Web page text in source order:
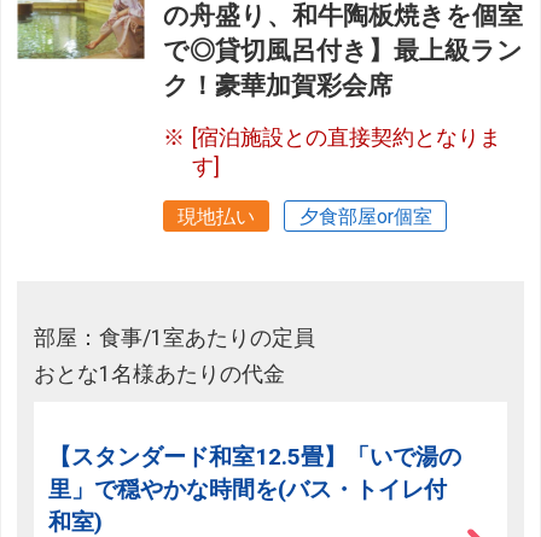
の舟盛り、和牛陶板焼きを個室
で◎貸切風呂付き】最上級ラン
ク！豪華加賀彩会席
[宿泊施設との直接契約となりま
す]
現地払い 夕食部屋or個室
部屋：食事/1室あたりの定員
おとな1名様あたりの代金
【スタンダード和室12.5畳】「いで湯の
里」で穏やかな時間を(バス・トイレ付
和室)